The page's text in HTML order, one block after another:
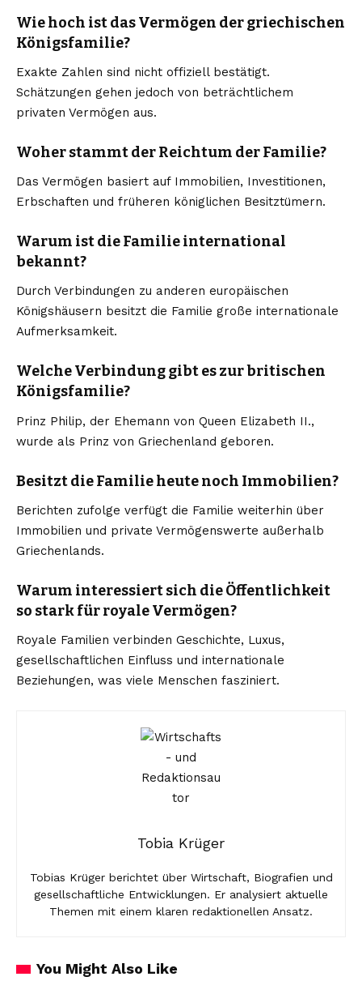
Wie hoch ist das Vermögen der griechischen
Königsfamilie?
Exakte Zahlen sind nicht offiziell bestätigt.
Schätzungen gehen jedoch von beträchtlichem
privaten Vermögen aus.
Woher stammt der Reichtum der Familie?
Das Vermögen basiert auf Immobilien, Investitionen,
Erbschaften und früheren königlichen Besitztümern.
Warum ist die Familie international
bekannt?
Durch Verbindungen zu anderen europäischen
Königshäusern besitzt die Familie große internationale
Aufmerksamkeit.
Welche Verbindung gibt es zur britischen
Königsfamilie?
Prinz Philip, der Ehemann von Queen Elizabeth II.,
wurde als Prinz von Griechenland geboren.
Besitzt die Familie heute noch Immobilien?
Berichten zufolge verfügt die Familie weiterhin über
Immobilien und private Vermögenswerte außerhalb
Griechenlands.
Warum interessiert sich die Öffentlichkeit
so stark für royale Vermögen?
Royale Familien verbinden Geschichte, Luxus,
gesellschaftlichen Einfluss und internationale
Beziehungen, was viele Menschen fasziniert.
Tobia Krüger
Tobias Krüger berichtet über Wirtschaft, Biografien und
gesellschaftliche Entwicklungen. Er analysiert aktuelle
Themen mit einem klaren redaktionellen Ansatz.
You Might Also Like